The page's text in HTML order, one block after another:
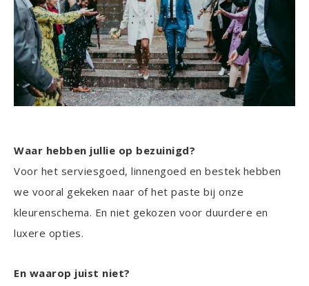
Waar hebben jullie op bezuinigd?
Voor het serviesgoed, linnengoed en bestek hebben
we vooral gekeken naar of het paste bij onze
kleurenschema. En niet gekozen voor duurdere en
luxere opties.
En waarop juist niet?